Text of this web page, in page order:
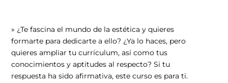
» ¿Te fascina el mundo de la estética y quieres
formarte para dedicarte a ello? ¿Ya lo haces, pero
quieres ampliar tu currículum, así como tus
conocimientos y aptitudes al respecto? Si tu
respuesta ha sido afirmativa, este curso es para ti.